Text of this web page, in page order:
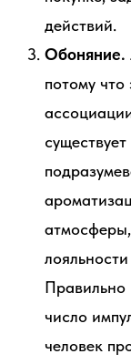
действий.
Обоняние.
потому
Правильно
число
человек